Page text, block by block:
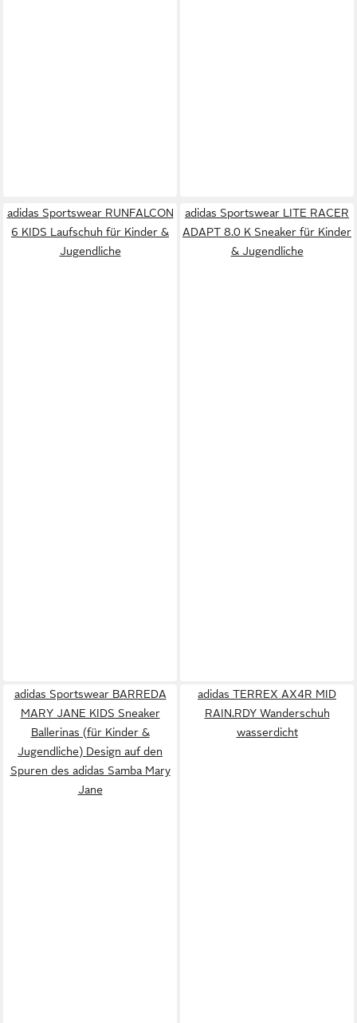
adidas Sportswear RUNFALCON
6 KIDS Laufschuh für Kinder &
Jugendliche
adidas Sportswear LITE RACER
ADAPT 8.0 K Sneaker für Kinder
& Jugendliche
adidas Sportswear BARREDA
MARY JANE KIDS Sneaker
Ballerinas (für Kinder &
Jugendliche) Design auf den
Spuren des adidas Samba Mary
Jane
adidas TERREX AX4R MID
RAIN.RDY Wanderschuh
wasserdicht